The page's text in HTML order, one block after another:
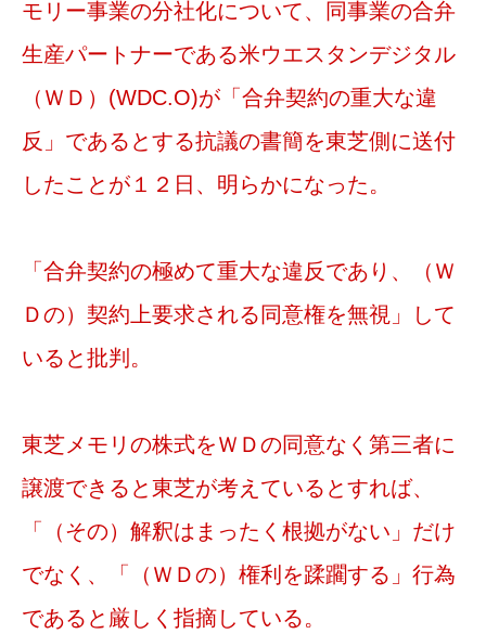
モリー事業の分社化について、同事業の合弁
生産パートナーである米ウエスタンデジタル
（ＷＤ）(WDC.O)が「合弁契約の重大な違
反」であるとする抗議の書簡を東芝側に送付
したことが１２日、明らかになった。
「合弁契約の極めて重大な違反であり、（Ｗ
Ｄの）契約上要求される同意権を無視」して
いると批判。
東芝メモリの株式をＷＤの同意なく第三者に
譲渡できると東芝が考えているとすれば、
「（その）解釈はまったく根拠がない」だけ
でなく、「（ＷＤの）権利を蹂躙する」行為
であると厳しく指摘している。